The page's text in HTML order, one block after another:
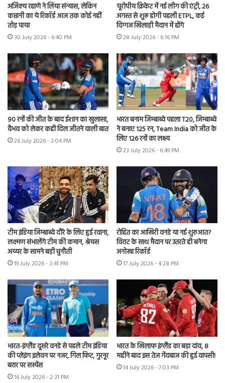
अजिंक्य रहाणे ने लिया संन्यास, लेकिन
कप्तानी का ये रिकॉर्ड आज तक कोई नहीं
तोड़ पाया
30 July 2026 - 6:40 PM
यूरोपीय क्रिकेट में नई लीग की एंट्री, 26
अगस्त से शुरू होगी पहली ETPL, कई
दिग्गज खिलाड़ी मैदान में होंगे
28 July 2026 - 6:16 PM
90 रनों की जीत के बाद ईशान का खुलासा,
वैभव को लेकर कही दिल जीतने वाली बात
26 July 2026 - 2:04 PM
भारत बनाम जिम्बाब्वे पहला T20, जिम्बाब्वे
ने बनाए 125 रन, Team India को जीत के
लिए 126 रनों का लक्ष्य
23 July 2026 - 6:49 PM
टीम इंडिया जिम्बाब्वे दौरे के लिए हुई रवाना,
लक्ष्मण संभालेंगे टीम की कमान, श्रेयस
अय्यर के सामने बड़ी चुनौती
19 July 2026 - 3:41 PM
रोहित का आखिरी वनडे या नई शुरुआत?
विराट के साथ मैदान पर उतरते ही बनेगा
अनोखा रिकॉर्ड
17 July 2026 - 4:28 PM
भारत-इंग्लैंड दूसरे वनडे से पहले टीम इंडिया
की प्लेइंग इलेवन पर नजर, गिल फिट, गुरनूर
बरार पर सस्पेंस
16 July 2026 - 2:31 PM
भारत के खिलाफ इंग्लैंड का बड़ा दांव, 8
महीने बाद इस तेज गेंदबाज की हुई वापसी!
14 July 2026 - 7:03 PM